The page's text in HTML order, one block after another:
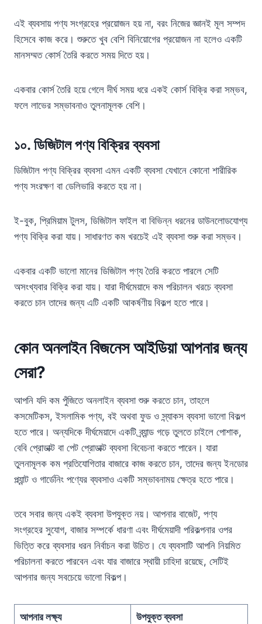
এই ব্যবসায় পণ্য সংগ্রহের প্রয়োজন হয় না, বরং নিজের জ্ঞানই মূল সম্পদ
হিসেবে কাজ করে। শুরুতে খুব বেশি বিনিয়োগের প্রয়োজন না হলেও একটি
মানসম্মত কোর্স তৈরি করতে সময় দিতে হয়।
একবার কোর্স তৈরি হয়ে গেলে দীর্ঘ সময় ধরে একই কোর্স বিক্রি করা সম্ভব,
ফলে লাভের সম্ভাবনাও তুলনামূলক বেশি।
১০. ডিজিটাল পণ্য বিক্রির ব্যবসা
ডিজিটাল পণ্য বিক্রির ব্যবসা এমন একটি ব্যবসা যেখানে কোনো শারীরিক
পণ্য সংরক্ষণ বা ডেলিভারি করতে হয় না।
ই-বুক, প্রিমিয়াম টুলস, ডিজিটাল ফাইল বা বিভিন্ন ধরনের ডাউনলোডযোগ্য
পণ্য বিক্রি করা যায়। সাধারণত কম খরচেই এই ব্যবসা শুরু করা সম্ভব।
একবার একটি ভালো মানের ডিজিটাল পণ্য তৈরি করতে পারলে সেটি
অসংখ্যবার বিক্রি করা যায়। যারা দীর্ঘমেয়াদে কম পরিচালন খরচে ব্যবসা
করতে চান তাদের জন্য এটি একটি আকর্ষণীয় বিকল্প হতে পারে।
কোন অনলাইন বিজনেস আইডিয়া আপনার জন্য
সেরা?
আপনি যদি কম পুঁজিতে অনলাইন ব্যবসা শুরু করতে চান, তাহলে
কসমেটিকস, ইসলামিক পণ্য, বই অথবা ফুড ও স্ন্যাকস ব্যবসা ভালো বিকল্প
হতে পারে। অন্যদিকে দীর্ঘমেয়াদে একটি ব্র্যান্ড গড়ে তুলতে চাইলে পোশাক,
বেবি প্রোডাক্ট বা পেট প্রোডাক্ট ব্যবসা বিবেচনা করতে পারেন। যারা
তুলনামূলক কম প্রতিযোগিতার বাজারে কাজ করতে চান, তাদের জন্য ইনডোর
প্ল্যান্ট ও গার্ডেনিং পণ্যের ব্যবসাও একটি সম্ভাবনাময় ক্ষেত্র হতে পারে।
তবে সবার জন্য একই ব্যবসা উপযুক্ত নয়। আপনার বাজেট, পণ্য
সংগ্রহের সুযোগ, বাজার সম্পর্কে ধারণা এবং দীর্ঘমেয়াদী পরিকল্পনার ওপর
ভিত্তি করে ব্যবসার ধরন নির্বাচন করা উচিত। যে ব্যবসাটি আপনি নিয়মিত
পরিচালনা করতে পারবেন এবং যার বাজারে স্থায়ী চাহিদা রয়েছে, সেটিই
আপনার জন্য সবচেয়ে ভালো বিকল্প।
আপনার লক্ষ্য উপযুক্ত ব্যবসা